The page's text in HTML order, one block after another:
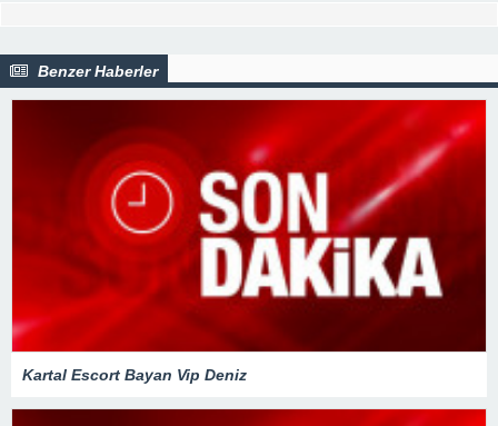
Benzer Haberler
Kartal Escort Bayan Vip Deniz